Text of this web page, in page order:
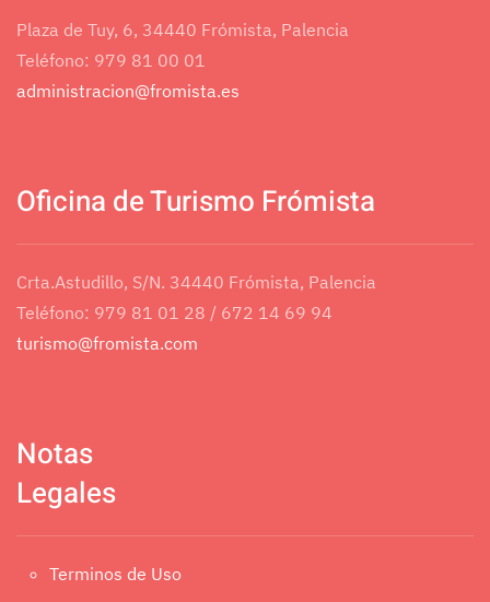
Asunto*
Mensaje
Envíeme una copia
Plaza de Tuy, 6, 34440 Frómista, Palencia
Teléfono: 979 81 00 01
administracion@fromista.es
Oficina de Turismo Frómista
Crta.Astudillo, S/N. 34440 Frómista, Palencia
Teléfono: 979 81 01 28 / 672 14 69 94
turismo@fromista.com
Notas
Legales
Terminos de Uso